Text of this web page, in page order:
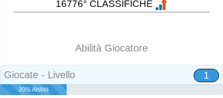
16776° CLASSIFICHE
Abilità Giocatore
Giocate - Livello 1
30% Abilità